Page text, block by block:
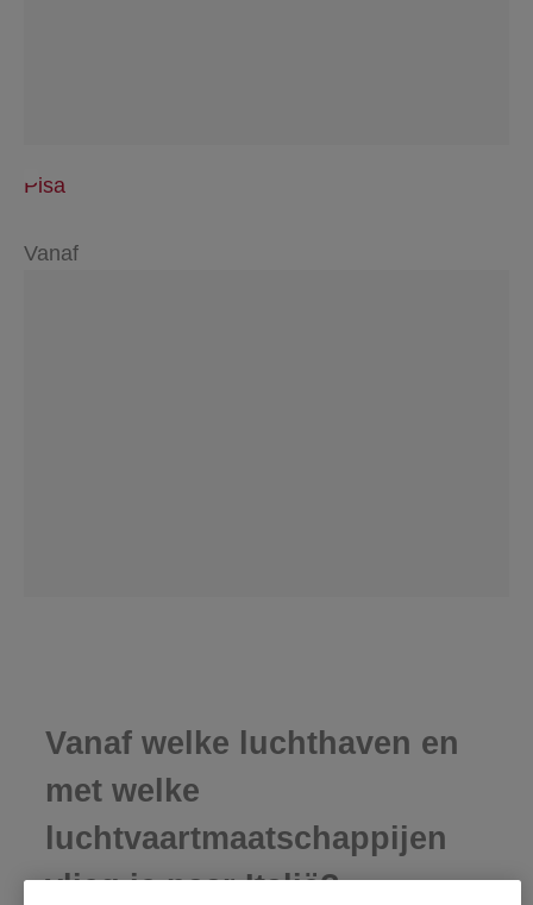
Pisa
Vanaf
Vanaf welke luchthaven en
met welke
luchtvaartmaatschappijen
vlieg je naar Italië?